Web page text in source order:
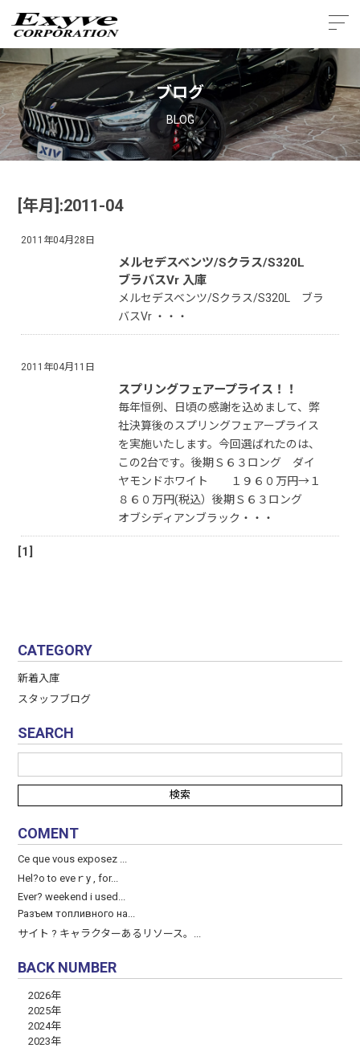
ブログ
BLOG
[年月]:2011-04
メルセデスベンツ/Sクラス/S320L
ブラバスVr 入庫
メルセデスベンツ/Sクラス/S320L ブラ
バスVr ・・・
2011年04月28日
スプリングフェアープライス！！
毎年恒例、日頃の感謝を込めまして、弊
社決算後のスプリングフェアープライス
を実施いたします。今回選ばれたのは、
この2台です。後期Ｓ６３ロング ダイ
ヤモンドホワイト １９６０万円→１
８６０万円(税込）後期Ｓ６３ロング
オブシディアンブラック・・・
2011年04月11日
[1]
CATEGORY
新着入庫
スタッフブログ
SEARCH
COMENT
Ce que vous exposez ...
Hel?o to eveｒy , for...
Ever? weekend і used...
Разъем топливного на...
サイト ? キャラクターあるリソース。...
BACK NUMBER
2026年
2025年
2024年
2023年